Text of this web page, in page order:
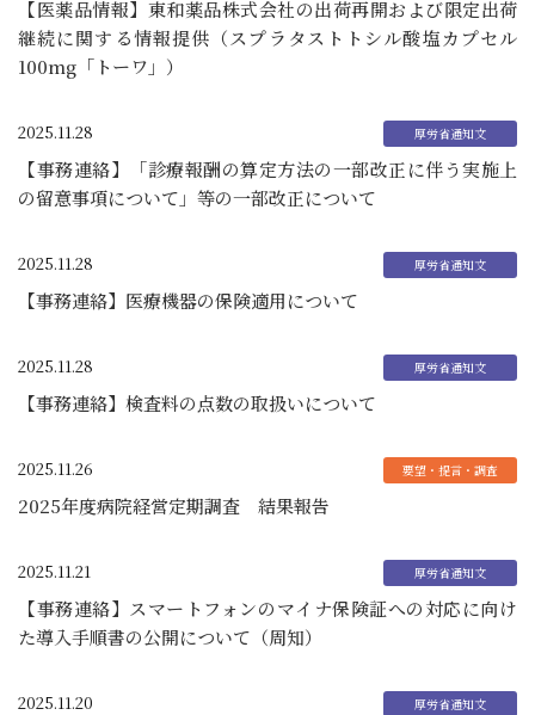
【医薬品情報】東和薬品株式会社の出荷再開および限定出荷
継続に関する情報提供（スプラタストトシル酸塩カプセル
100mg「トーワ」）
2025.11.28
【事務連絡】「診療報酬の算定方法の一部改正に伴う実施上
の留意事項について」等の一部改正について
2025.11.28
【事務連絡】医療機器の保険適用について
2025.11.28
【事務連絡】検査料の点数の取扱いについて
2025.11.26
2025年度病院経営定期調査 結果報告
2025.11.21
【事務連絡】スマートフォンのマイナ保険証への対応に向け
た導入手順書の公開について（周知）
2025.11.20